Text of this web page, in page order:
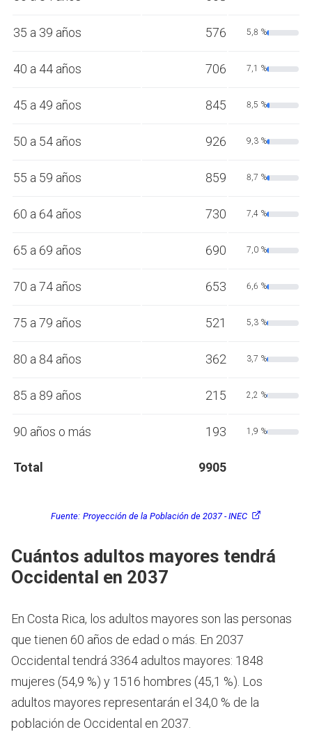
35 a 39 años 576 5,8 %
40 a 44 años 706 7,1 %
45 a 49 años 845 8,5 %
50 a 54 años 926 9,3 %
55 a 59 años 859 8,7 %
60 a 64 años 730 7,4 %
65 a 69 años 690 7,0 %
70 a 74 años 653 6,6 %
75 a 79 años 521 5,3 %
80 a 84 años 362 3,7 %
85 a 89 años 215 2,2 %
90 años o más 193 1,9 %
Total 9905
Fuente: Proyección de la Población de 2037 - INEC
Cuántos adultos mayores tendrá
Occidental en 2037
En Costa Rica, los adultos mayores son las personas
que tienen 60 años de edad o más. En 2037
Occidental tendrá 3364 adultos mayores: 1848
mujeres (54,9 %) y 1516 hombres (45,1 %). Los
adultos mayores representarán el 34,0 % de la
población de Occidental en 2037.